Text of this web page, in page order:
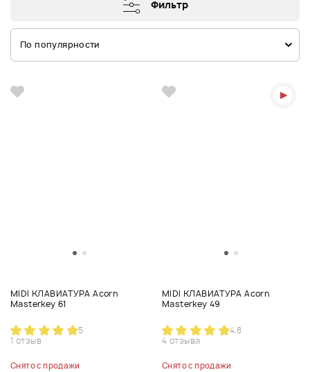
Фильтр
По популярности
MIDI КЛАВИАТУРА Acorn
Masterkey 61
5
1 отзыв
Снято с продажи
MIDI КЛАВИАТУРА Acorn
Masterkey 49
4.8
4 отзыва
Снято с продажи